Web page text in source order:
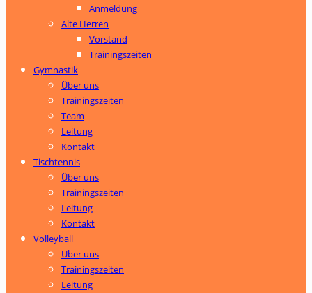
Anmeldung
Alte Herren
Vorstand
Trainingszeiten
Gymnastik
Über uns
Trainingszeiten
Team
Leitung
Kontakt
Tischtennis
Über uns
Trainingszeiten
Leitung
Kontakt
Volleyball
Über uns
Trainingszeiten
Leitung